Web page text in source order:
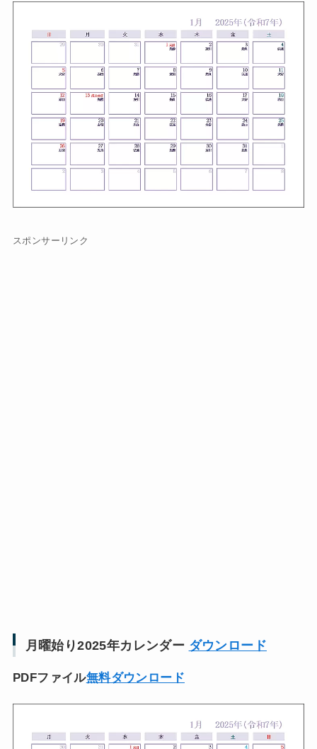
スポンサーリンク
月曜始り2025年カレンダー ダウンロード
PDFファイル無料ダウンロード